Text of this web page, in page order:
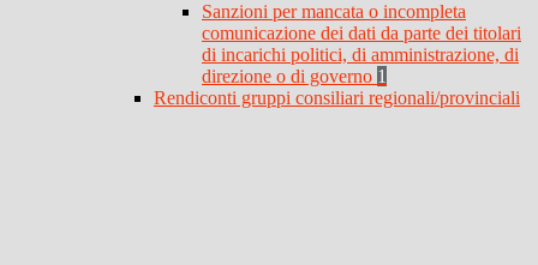
Sanzioni per mancata o incompleta
comunicazione dei dati da parte dei titolari
di incarichi politici, di amministrazione, di
direzione o di governo 1
Rendiconti gruppi consiliari regionali/provinciali